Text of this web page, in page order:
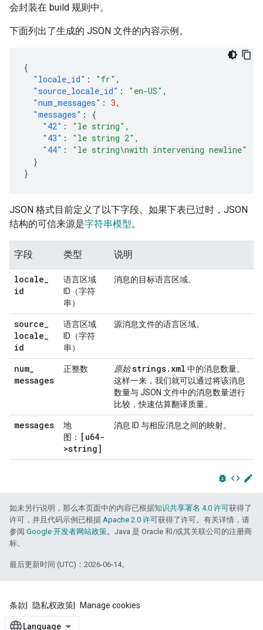
会封装在 build 规则中。
下面列出了生成的 JSON 文件的内容示例。
{
"locale_id" : "fr" ,
"source_locale_id" : "en-US" ,
"num_messages" : 3,
"messages" :
{
"42" : "le string" ,
"43" : "le string 2" ,
"44" :
"le string\nwith intervening newline"
}
}
JSON 格式目前定义了以下字段。如果下表已过时，JSON
结构的可信来源是字符串模型。
字段 类型 说明
locale_
id
语言区域
ID（字符
串）
消息的目标语言区域。
source_
locale_
id
语言区域
ID（字符
串）
源消息文件的语言区域。
num_
messages
正整数 原始strings. xml 中的消息数量。
这样一来，我们就可以通过将该消息
数量与 JSON 文件中的消息数量进行
比较，快速估算翻译质量。
messages
地
图： [u64-
>string]
消息 ID 与相应消息之间的映射。
bug_report code edit
如未另行说明，那么本页面中的内容已根据知识共享署名 4.0 许可获得了
许可，并且代码示例已根据 Apache 2.0 许可获得了许可。有关详情，请
参阅 Google 开发者网站政策。Java 是 Oracle 和/或其关联公司的注册商
标。
最后更新时间 (UTC)：2026-06-14。
条款 隐私权政策 Manage cookies